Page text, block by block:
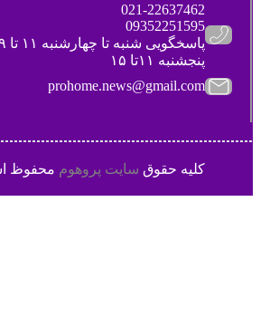
021-22637462
09352251595
پاسخگویی شنبه تا چهارشنبه ۱۱ تا ۱۹
پنجشنبه ۱۱تا ۱۵
prohome.news@gmail.com
کلیه حقوقسایت پروهوممحفوظ است